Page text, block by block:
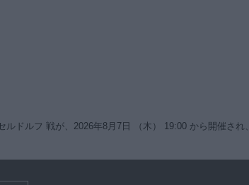
ドルフ 戦が、2026年8月7日 （木） 19:00 から開催され、